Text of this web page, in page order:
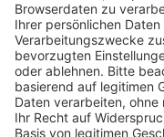
Geschäftsstelle
Veröffentlicht:
Anzeige